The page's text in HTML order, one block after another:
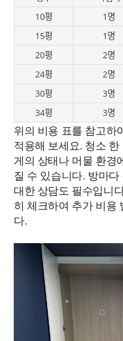
10평
1명
15평
1명
20평
2명
24평
2명
30평
3명
34평
3명
위의 비용 표를 참고하
적용해 보세요. 청소
게의 상태나 머물 환경
질 수 있습니다. 방마
대한 상담도 필수입니
히 체크하여 추가 비용
다.